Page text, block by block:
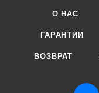
О НАС
ГАРАНТИИ
ВОЗВРАТ